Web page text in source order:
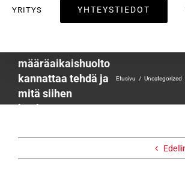
YRITYS YHTEYSTIEDOT
määräaikaishuolto
kannattaa tehdä ja
mitä siihen
kuuluu?
Etusivu Uncategorized